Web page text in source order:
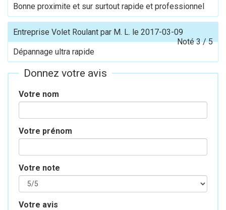
Bonne proximite et sur surtout rapide et professionnel
Entreprise Volet Roulant par M. L. le 2017-03-09
Noté3/5
Dépannage ultra rapide
Donnez votre avis
Votre nom
Votre prénom
Votre note
Votre avis